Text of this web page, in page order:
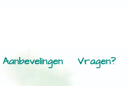
Aanbevelingen Vragen?